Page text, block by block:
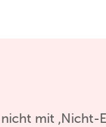
mit ‚Nicht-